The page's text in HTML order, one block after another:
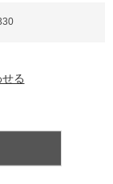
る